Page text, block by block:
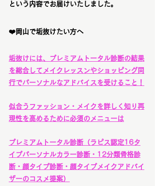
という内容でお届けいたしました。
❤️岡山で垢抜けたい方へ
垢抜けには、プレミアムトータル診断の結果
を総合してメイクレッスンやショッピング同
行でパーソナルなアドバイスを受けること！
似合うファッション・メイクを詳しく知り再
現性を高めるために必須のメニューは
プレミアムトータル診断 （ラピス認定16タ
イプパーソナルカラー診断・12分類骨格診
断・顔タイプ診断・顔タイプメイクアドバイ
ザーのコスメ提案）